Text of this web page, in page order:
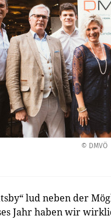
© DMVÖ
lud neben der
Jahr haben wir